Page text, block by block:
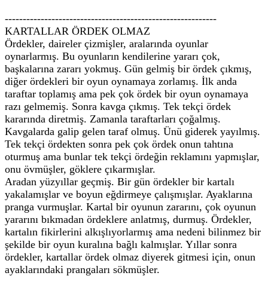
-----------------------------------------------------------
KARTALLAR ÖRDEK OLMAZ
Ördekler, daireler çizmişler, aralarında oyunlar
oynarlarmış. Bu oyunların kendilerine yararı çok,
başkalarına zararı yokmuş. Gün gelmiş bir ördek çıkmış,
diğer ördekleri bir oyun oynamaya zorlamış. İlk anda
taraftar toplamış ama pek çok ördek bir oyun oynamaya
razı gelmemiş. Sonra kavga çıkmış. Tek tekçi ördek
kararında diretmiş. Zamanla taraftarları çoğalmış.
Kavgalarda galip gelen taraf olmuş. Ünü giderek yayılmış.
Tek tekçi ördekten sonra pek çok ördek onun tahtına
oturmuş ama bunlar tek tekçi ördeğin reklamını yapmışlar,
onu övmüşler, göklere çıkarmışlar.
Aradan yüzyıllar geçmiş. Bir gün ördekler bir kartalı
yakalamışlar ve boyun eğdirmeye çalışmışlar. Ayaklarına
pranga vurmuşlar. Kartal bir oyunun zararını, çok oyunun
yararını bıkmadan ördeklere anlatmış, durmuş. Ördekler,
kartalın fikirlerini alkışlıyorlarmış ama nedeni bilinmez bir
şekilde bir oyun kuralına bağlı kalmışlar. Yıllar sonra
ördekler, kartallar ördek olmaz diyerek gitmesi için, onun
ayaklarındaki prangaları sökmüşler.